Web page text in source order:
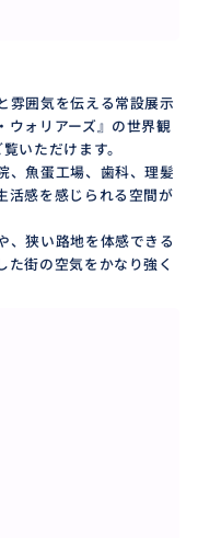
雰囲気を伝える常設展示
ウォリアーズ』の世界観
いただけます。
、魚蛋工場、歯科、理髪
活感を感じられる空間が
、狭い路地を体感できる
た街の空気をかなり強く